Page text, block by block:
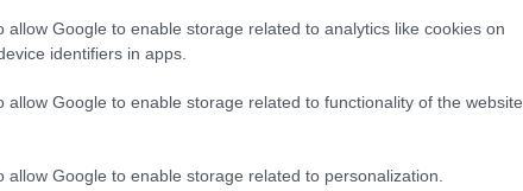
allow Google to enable storage related to analytics like cookies on
identifiers in apps.
allow Google to enable storage related to functionality of the website
allow Google to enable storage related to personalization.
pedig folyamatosan pumpálják fel az árakat.